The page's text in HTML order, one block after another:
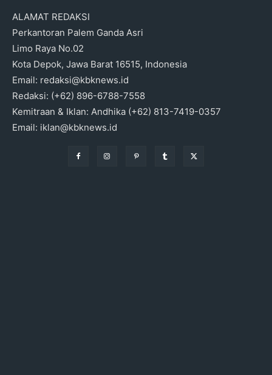
ALAMAT REDAKSI
Perkantoran Palem Ganda Asri
Limo Raya No.02
Kota Depok, Jawa Barat 16515, Indonesia
Email: redaksi@kbknews.id
Redaksi: (+62) 896-6788-7558
Kemitraan & Iklan: Andhika (+62) 813-7419-0357
Email: iklan@kbknews.id